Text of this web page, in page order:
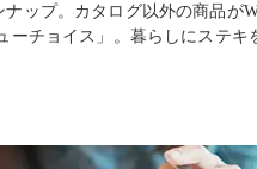
ップ。カタログ以外の商品が
チョイス」。暮らしにステキ